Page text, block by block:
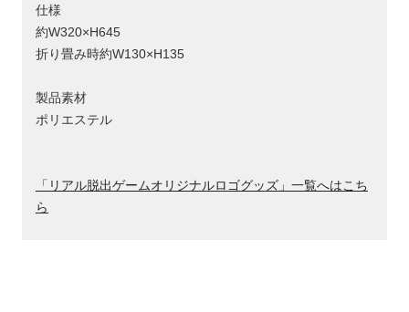
仕様
約W320×H645
折り畳み時約W130×H135
製品素材
ポリエステル
「リアル脱出ゲームオリジナルロゴグッズ」一覧へはこち
ら